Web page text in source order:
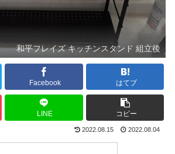
和平フレイズ キッチンスタンド 組立後
Facebook はてブ
LINE コピー
2022.08.15 2022.08.04